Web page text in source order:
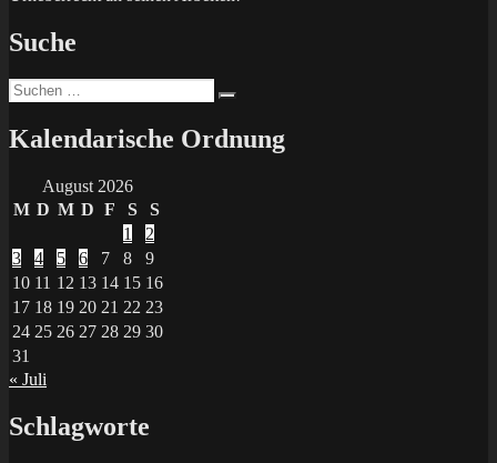
Suche
Suchen
nach:
Kalendarische Ordnung
August 2026
M D M D F S
S
1
2
3
4 5 6 7 8
9
10 11 12 13 14 15 16
17 18 19 20 21 22 23
24 25 26 27 28 29 30
31
« Juli
Schlagworte